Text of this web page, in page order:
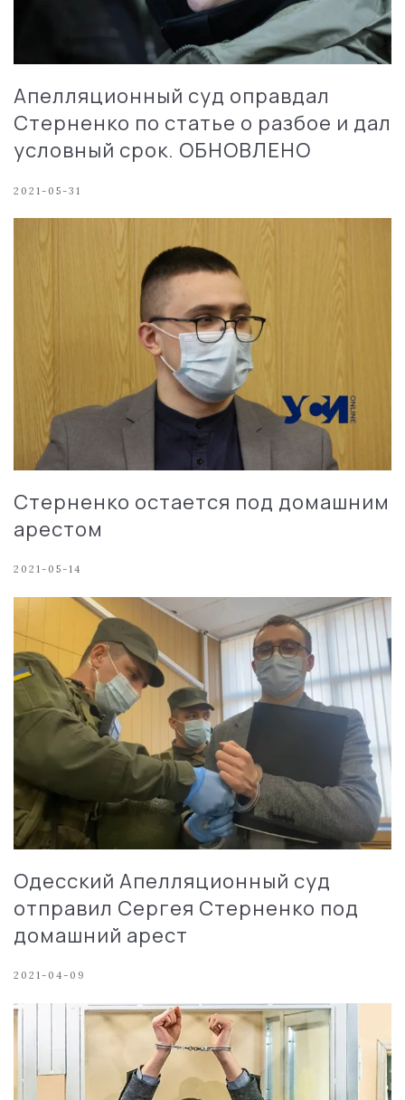
Апелляционный суд оправдал
Стерненко по статье о разбое и дал
условный срок. ОБНОВЛЕНО
2021-05-31
Стерненко остается под домашним
арестом
2021-05-14
Одесский Апелляционный суд
отправил Сергея Стерненко под
домашний арест
2021-04-09